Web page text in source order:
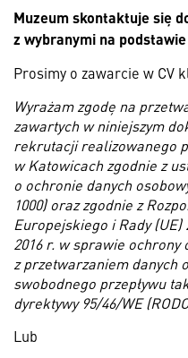
Muzeum skontaktuje się
z wybranymi na
Prosimy o zawarcie w CV
Wyrażam zgodę na
zawartych w niniejszym
rekrutacji realizowanego
w Katowicach zgodnie z
o ochronie danych
1000) oraz zgodnie z
Europejskiego i Rady (UE)
2016 r. w sprawie ochrony
z przetwarzaniem danych
swobodnego przepływu
dyrektywy 95/46/WE
Lub